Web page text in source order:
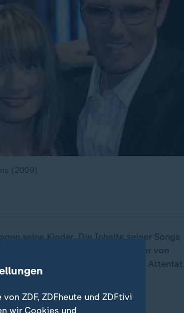
(2009)
seine Kinder. Die Inhalte seiner Songs
In manchen Liedern sprach er von
ein politisches Attentat
bewegt hat.
ZDF, ZDFheute und ZDFtivi
wir Cookies und